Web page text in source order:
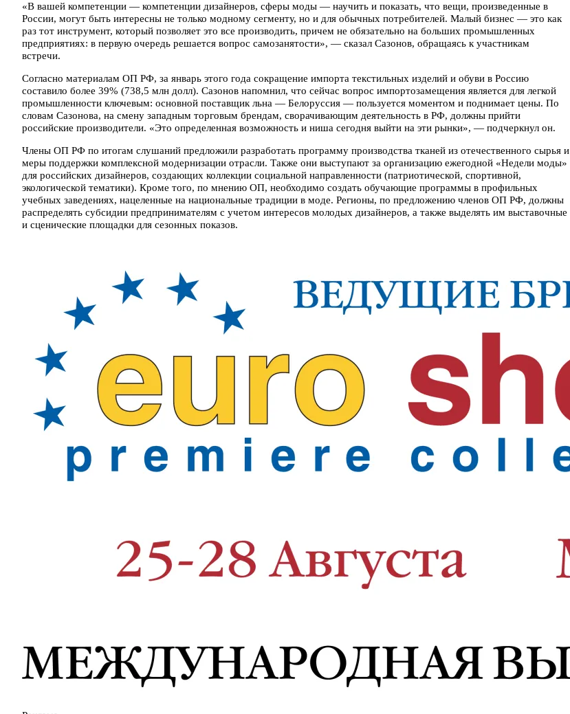
«В вашей компетенции — компетенции дизайнеров, сферы моды — научить и показать, что вещи, произведенные в
России, могут быть интересны не только модному сегменту, но и для обычных потребителей. Малый бизнес — это как
раз тот инструмент, который позволяет это все производить, причем не обязательно на больших промышленных
предприятиях: в первую очередь решается вопрос самозанятости», — сказал Сазонов, обращаясь к участникам
встречи.
Согласно материалам ОП РФ, за январь этого года сокращение импорта текстильных изделий и обуви в Россию
составило более 39% (738,5 млн долл). Сазонов напомнил, что сейчас вопрос импортозамещения является для легкой
промышленности ключевым: основной поставщик льна — Белоруссия — пользуется моментом и поднимает цены. По
словам Сазонова, на смену западным торговым брендам, сворачивающим деятельность в РФ, должны прийти
российские производители. «Это определенная возможность и ниша сегодня выйти на эти рынки», — подчеркнул он.
Члены ОП РФ по итогам слушаний предложили разработать программу производства тканей из отечественного сырья и
меры поддержки комплексной модернизации отрасли. Также они выступают за организацию ежегодной «Недели моды»
для российских дизайнеров, создающих коллекции социальной направленности (патриотической, спортивной,
экологической тематики). Кроме того, по мнению ОП, необходимо создать обучающие программы в профильных
учебных заведениях, нацеленные на национальные традиции в моде. Регионы, по предложению членов ОП РФ, должны
распределять субсидии предпринимателям с учетом интересов молодых дизайнеров, а также выделять им выставочные
и сценические площадки для сезонных показов.